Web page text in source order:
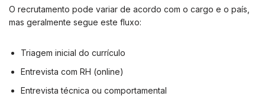
O recrutamento pode variar de acordo com o cargo e o país,
mas geralmente segue este fluxo:
Triagem inicial do currículo
Entrevista com RH (online)
Entrevista técnica ou comportamental